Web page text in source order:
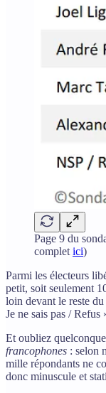
Page 9 du
complet ici)
Parmi les électeurs
petit, soit seulement
loin devant le reste
Je ne sais pas / Refus
Et oubliez
francophones : selon
mille répondants ne
donc minuscule et